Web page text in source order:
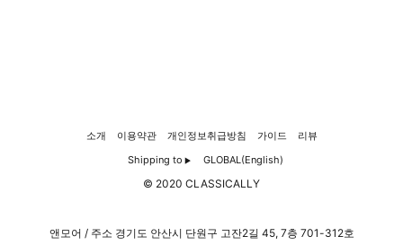
소개 이용약관 개인정보취급방침 가이드
리뷰
Shipping to ▶ GLOBAL(English)
© 2020 CLASSICALLY
앤모어 / 주소 경기도 안산시 단원구 고잔2길 45, 7층 701-312호